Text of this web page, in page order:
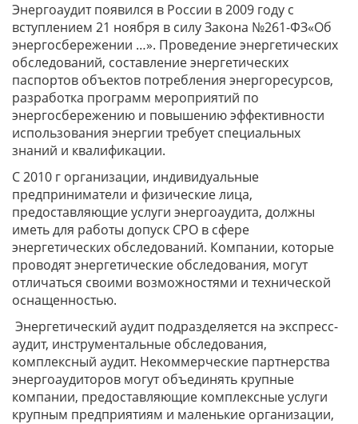
Энергоаудит появился в России в 2009 году с
вступлением 21 ноября в силу Закона №261-ФЗ«Об
энергосбережении …». Проведение энергетических
обследований, составление энергетических
паспортов объектов потребления энергоресурсов,
разработка программ мероприятий по
энергосбережению и повышению эффективности
использования энергии требует специальных
знаний и квалификации.
С 2010 г организации, индивидуальные
предприниматели и физические лица,
предоставляющие услуги энергоаудита, должны
иметь для работы допуск СРО в сфере
энергетических обследований. Компании, которые
проводят энергетические обследования, могут
отличаться своими возможностями и технической
оснащенностью.
Энергетический аудит подразделяется на экспресс-
аудит, инструментальные обследования,
комплексный аудит. Некоммерческие партнерства
энергоаудиторов могут объединять крупные
компании, предоставляющие комплексные услуги
крупным предприятиям и маленькие организации,